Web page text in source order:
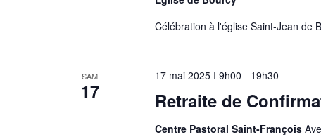
Célébration à l'église Saint-Jean de
SAM
17 Retraite de
17 mai 2025 I 9h00 - 19h30
Centre Pastoral Saint-François